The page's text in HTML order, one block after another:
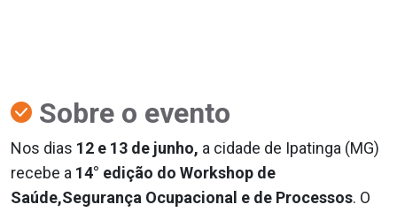
Sobre o evento
Nos dias 12 e 13 de junho, a cidade de Ipatinga (MG)
recebe a 14° edição do Workshop de
Saúde,Segurança Ocupacional e de Processos. O